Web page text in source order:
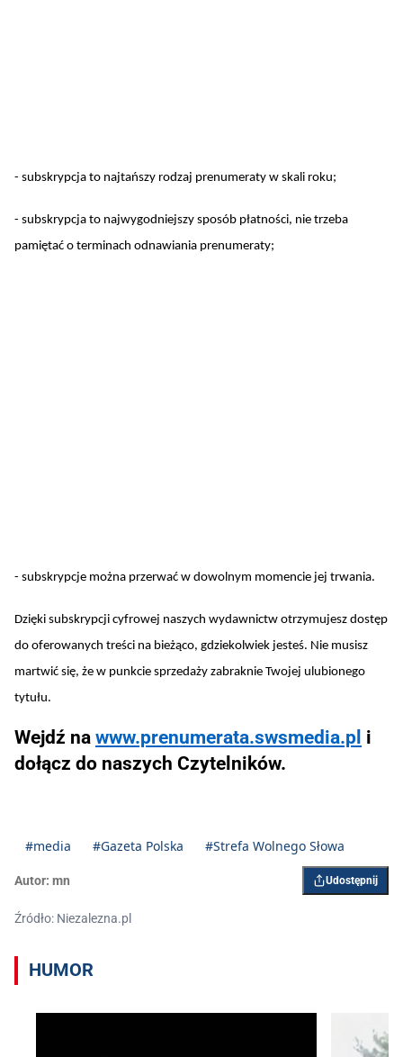
- subskrypcja to najtańszy rodzaj prenumeraty w skali roku;
- subskrypcja to najwygodniejszy sposób płatności, nie trzeba
pamiętać o terminach odnawiania prenumeraty;
- subskrypcje można przerwać w dowolnym momencie jej trwania.
Dzięki subskrypcji cyfrowej naszych wydawnictw otrzymujesz dostęp
do oferowanych treści na bieżąco, gdziekolwiek jesteś. Nie musisz
martwić się, że w punkcie sprzedaży zabraknie Twojej ulubionego
tytułu.
Wejdź na www.prenumerata.swsmedia.pl i
dołącz do naszych Czytelników.
#media #Gazeta Polska #Strefa Wolnego Słowa
Autor: mn Udostępnij
Źródło: Niezalezna.pl
HUMOR